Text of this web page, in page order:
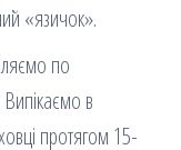
«язичок».
по
в
протягом 15-